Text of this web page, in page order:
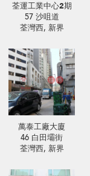
荃運工業中心2期
57 沙咀道
荃灣西, 新界
萬泰工廠大廈
46 白田壩街
荃灣西, 新界